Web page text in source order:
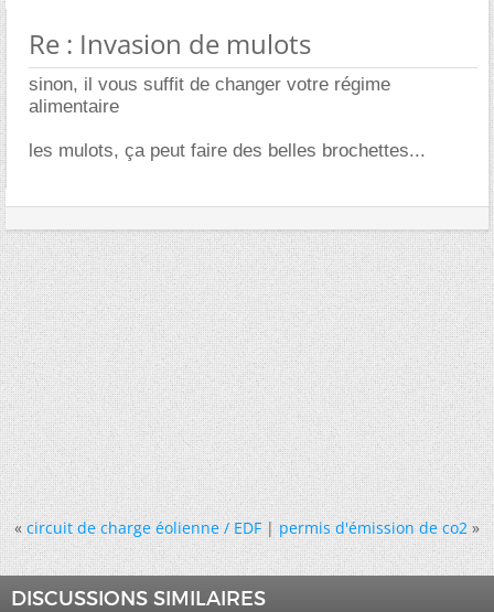
Re : Invasion de mulots
sinon, il vous suffit de changer votre régime
alimentaire
les mulots, ça peut faire des belles brochettes...
« circuit de charge éolienne / EDF|permis d'émission de co2 »
DISCUSSIONS SIMILAIRES